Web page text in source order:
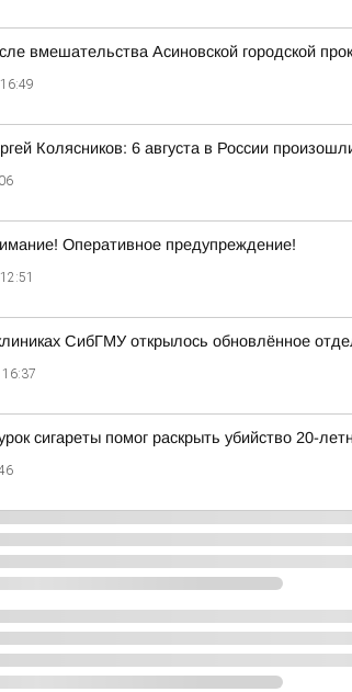
вмешательства Асиновской городской
16:49
Колясников: 6 августа в России
Оперативное предупреждение!
12:51
СибГМУ открылось обновлённое
16:37
сигареты помог раскрыть убийство 20-